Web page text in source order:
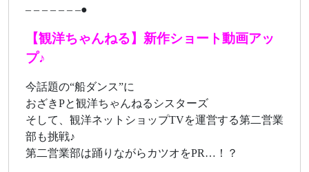
– – – – – – –●
【観洋ちゃんねる】新作ショート動画アッ
プ♪
今話題の“船ダンス”に
おざきPと観洋ちゃんねるシスターズ
そして、観洋ネットショップTVを運営する第二営業
部も挑戦♪
第二営業部は踊りながらカツオをPR…！？